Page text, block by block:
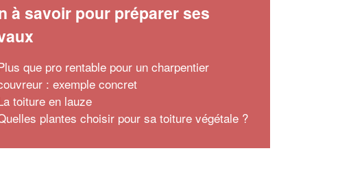
à savoir pour préparer ses
que pro rentable pour un charpentier
: exemple concret
toiture en lauze
plantes choisir pour sa toiture végétale ?